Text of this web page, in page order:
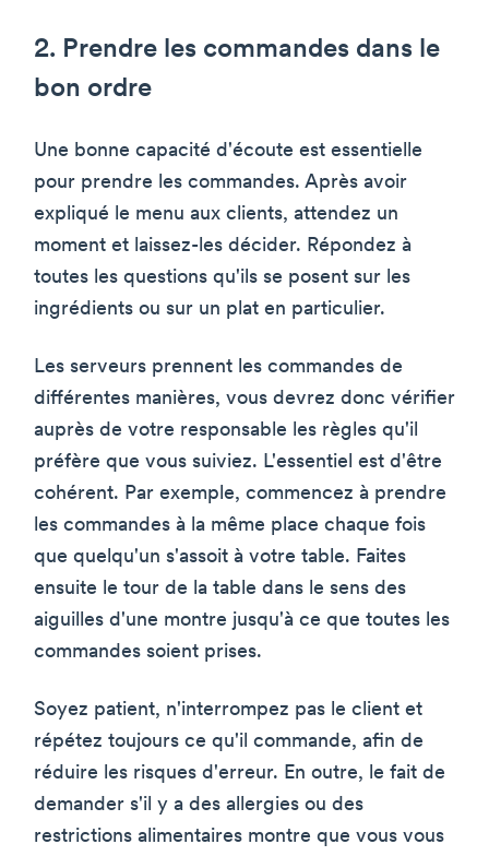
2. Prendre les commandes dans le
bon ordre
Une bonne capacité d'écoute est essentielle
pour prendre les commandes. Après avoir
expliqué le menu aux clients, attendez un
moment et laissez-les décider. Répondez à
toutes les questions qu'ils se posent sur les
ingrédients ou sur un plat en particulier.
Les serveurs prennent les commandes de
différentes manières, vous devrez donc vérifier
auprès de votre responsable les règles qu'il
préfère que vous suiviez. L'essentiel est d'être
cohérent. Par exemple, commencez à prendre
les commandes à la même place chaque fois
que quelqu'un s'assoit à votre table. Faites
ensuite le tour de la table dans le sens des
aiguilles d'une montre jusqu'à ce que toutes les
commandes soient prises.
Soyez patient, n'interrompez pas le client et
répétez toujours ce qu'il commande, afin de
réduire les risques d'erreur. En outre, le fait de
demander s'il y a des allergies ou des
restrictions alimentaires montre que vous vous